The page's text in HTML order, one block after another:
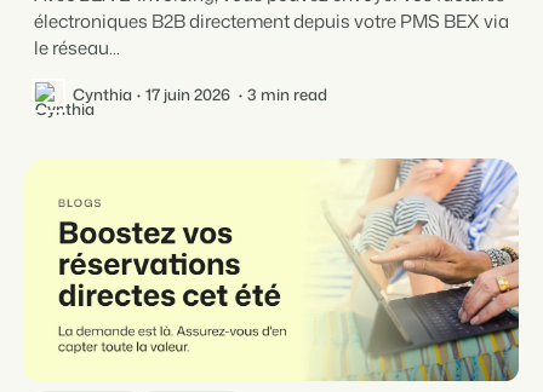
électroniques B2B directement depuis votre PMS BEX via
le réseau...
Cynthia 17 juin 2026 3 min read